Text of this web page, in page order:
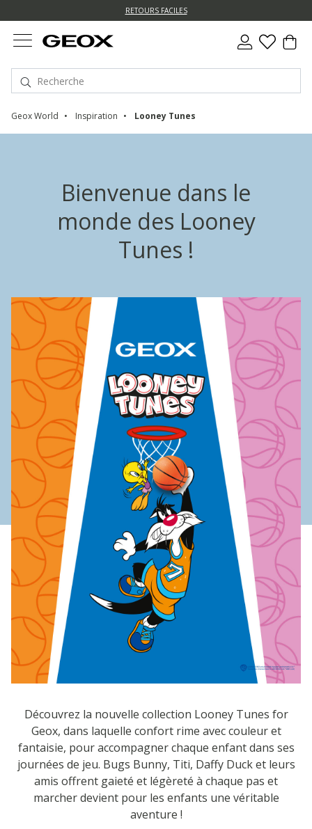
RETOURS FACILES
Geox World Inspiration Looney Tunes
Bienvenue dans le
monde des Looney
Tunes !
Découvrez la nouvelle collection Looney Tunes for
Geox, dans laquelle confort rime avec couleur et
fantaisie, pour accompagner chaque enfant dans ses
journées de jeu. Bugs Bunny, Titi, Daffy Duck et leurs
amis offrent gaieté et légèreté à chaque pas et
marcher devient pour les enfants une véritable
aventure !